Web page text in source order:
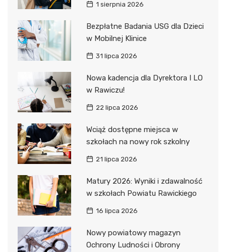
1 sierpnia 2026
Bezpłatne Badania USG dla Dzieci
w Mobilnej Klinice
31 lipca 2026
Nowa kadencja dla Dyrektora I LO
w Rawiczu!
22 lipca 2026
Wciąż dostępne miejsca w
szkołach na nowy rok szkolny
21 lipca 2026
Matury 2026: Wyniki i zdawalność
w szkołach Powiatu Rawickiego
16 lipca 2026
Nowy powiatowy magazyn
Ochrony Ludności i Obrony